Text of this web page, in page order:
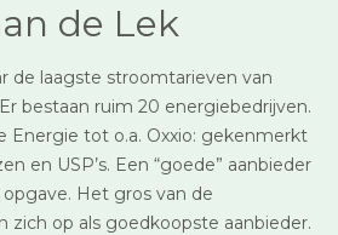
de Lek
de laagste stroomtarieven van
bestaan ruim 20 energiebedrijven.
Energie tot o.a. Oxxio: gekenmerkt
en USP’s. Een “goede” aanbieder
Het gros van de
zich op als goedkoopste aanbieder.